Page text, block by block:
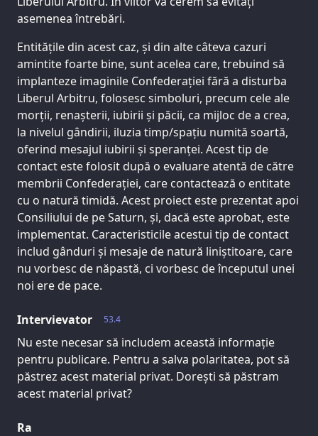
asemenea întrebări.
Entitățile din acest caz, și din alte câteva cazuri
amintite foarte bine, sunt acelea care, trebuind să
implanteze imaginile Confederației fără a disturba
Liberul Arbitru, folosesc simboluri, precum cele ale
morții, renașterii, iubirii și păcii, ca mijloc de a crea,
la nivelul gândirii, iluzia timp/spațiu numită soartă,
oferind mesajul iubirii și speranței. Acest tip de
contact este folosit după o evaluare atentă de către
membrii Confederației, care contactează o entitate
cu o natură timidă. Acest proiect este prezentat apoi
Consiliului de pe Saturn, și, dacă este aprobat, este
implementat. Caracteristicile acestui tip de contact
includ gânduri și mesaje de natură liniștitoare, care
nu vorbesc de năpastă, ci vorbesc de începutul unei
noi ere de pace.
53.4
Intervievator
Nu este necesar să includem această informație
pentru publicare. Pentru a salva polaritatea, pot să
păstrez acest material privat. Dorești să păstram
acest material privat?
Ra